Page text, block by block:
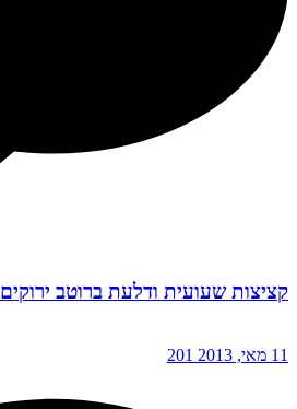
קציצות שעועית ודלעת ברוטב ירוקים
11 מאי, 2013 201